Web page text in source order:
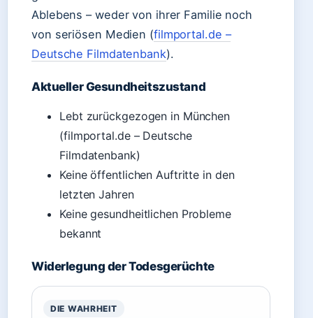
Ablebens – weder von ihrer Familie noch
von seriösen Medien (filmportal.de –
Deutsche Filmdatenbank).
Aktueller Gesundheitszustand
Lebt zurückgezogen in München
(filmportal.de – Deutsche
Filmdatenbank)
Keine öffentlichen Auftritte in den
letzten Jahren
Keine gesundheitlichen Probleme
bekannt
Widerlegung der Todesgerüchte
DIE WAHRHEIT